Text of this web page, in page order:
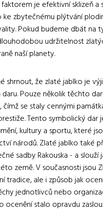
je efektivní sklizeň a
zbytečnému plýtvání
Pokud budeme dbát na
udržitelnost
naší planety.
shrnout, že zlaté jablko je
Pouze několik těchto
se staly cennými
Tento symbolický dar
kultury a sportu, které
národů. Zlaté jablko také
sadby Rakouska - a slouží
země. V současnosti jsou
tradice, ale i způsob jak
jednotlivců nebo
ocenění stalo opravdu